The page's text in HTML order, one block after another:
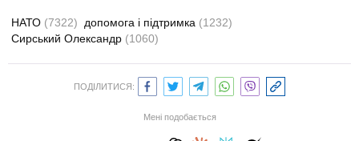
НАТО (7322) допомога і підтримка (1232)
Сирський Олександр (1060)
ПОДІЛИТИСЯ:
Мені подобається